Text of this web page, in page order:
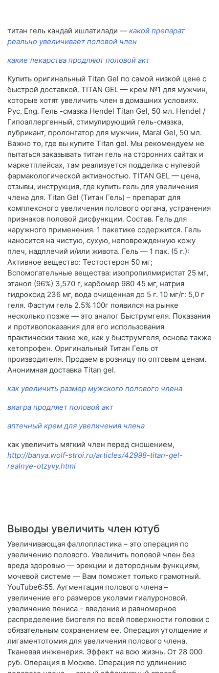
титан гель кандай ишлатилади — какой препарат
реально увеличивает половой член
какие лекарства продляют половой акт
Купить оригинальный Titan Gel по самой низкой цене с
быстрой доставкой. TITAN GEL — крем №1 для мужчин,
которые хотят увеличить член в домашних условиях.
Рус. Eng. Гель -смазка Hendel Titan Gel, 50 мл. Hendel /
Гипоаллергенный, стимулирующий гель-смазка,
лубрикант, пролонгатор для мужчин, Maral Gel, 50 мл.
Важно то, где вы купите Titan gel. Мы рекомендуем не
пытаться заказывать титан гель на сторонних сайтах и
маркетплейсах, там реализуется подделка с нулевой
фармакологической активностью. TITAN GEL — цена,
отзывы, инструкция, где купить гель для увеличения
члена для. Titan Gel (Титан Гель) – препарат для
комплексного увеличения полового органа, устранения
признаков половой дисфункции. Состав. Гель для
наружного применения. 1 пакетике содержится. Гель
наносится на чистую, сухую, неповрежденную кожу
плеч, надплечий и/или живота. Гель — 1 пак. (5 г.):
Активное вещество: Тестостерон 50 мг;
Вспомогательные вещества: изопропилмиристат 25 мг,
этанол (96%) 3,570 г, карбомер 980 45 мг, натрия
гидроксид 236 мг, вода очищенная до 5 г. 10 мг/г: 5,0 г
геля. Фастум гель 2.5% 100г появился на рынке
несколько позже — это аналог Быструмгеля. Показания
и противопоказания для его использования
практически такие же, как у быструмгеля, основа также
кетопрофен. Оригинальный Титан Гель от
производителя. Продаем в розницу по оптовым ценам.
Анонимная доставка Titan gel.
как увеличить размер мужского полового члена
виагра продляет половой акт
аптечный крем для увеличения члена
как увеличить мягкий член перед сношением,
http://banya.wolf-stroi.ru/articles/42998-titan-gel-
realnye-otzyvy.html
Выводы увеличить член ютуб
Увеличивающая фаллопластика – это операция по
увеличению полового. Увеличить половой член без
вреда здоровью — эрекции и детородным функциям,
мочевой системе — Вам поможет только грамотный.
YouTube6:55. Аугментация полового члена –
увеличение его размеров уколами гиалуроновой.
увеличение пениса – введение и равномерное
распределение биогеля по всей поверхности головки с
обязательным сохранением ее. Операция утолщение и
лигаментотомия для увеличения полового члена.
Тканевая инженерия. Эффект на всю жизнь. От 28 000
руб. Операция в Москве. Операция по удлинению